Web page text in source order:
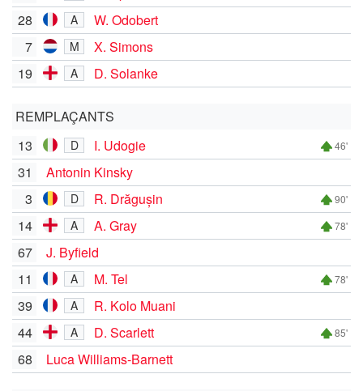
28
A
W. Odobert
7
M
X. Simons
19
A D. Solanke
REMPLAÇANTS
13
D I. Udogie 46'
31
Antonin Kinsky
3
D R. Drăgușin 90'
14 A A. Gray 78'
67
J. Byfield
11
A M. Tel 78'
39 A
R. Kolo Muani
44
A D. Scarlett 85'
68 Luca Williams-Barnett